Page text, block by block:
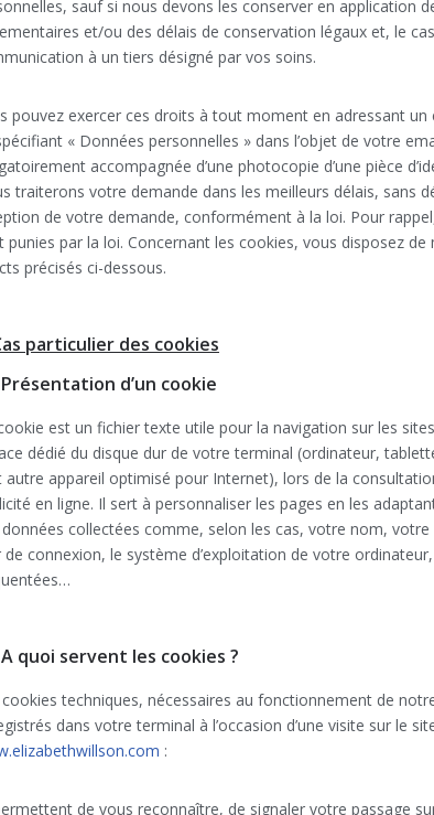
sauf si nous devons les conserver en application
et/ou des délais de conservation légaux et, le
à un tiers désigné par vos soins.
pouvez exercer ces droits à tout moment en adressant un
« Données personnelles » dans l’objet de votre
accompagnée d’une photocopie d’une pièce
traiterons votre demande dans les meilleurs délais, sans
de votre demande, conformément à la loi. Pour
punies par la loi. Concernant les cookies, vous disposez de
précisés ci-dessous.
particulier des cookies
Présentation d’un cookie
est un fichier texte utile pour la navigation sur les
dédié du disque dur de votre terminal (ordinateur,
appareil optimisé pour Internet), lors de la
en ligne. Il sert à personnaliser les pages en les
collectées comme, selon les cas, votre nom, votre
de connexion, le système d’exploitation de votre
A quoi servent les cookies ?
cookies techniques, nécessaires au fonctionnement de
dans votre terminal à l’occasion d’une visite sur le
:
de vous reconnaître, de signaler votre passage